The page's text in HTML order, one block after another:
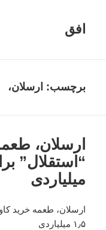
افق
برچسب: ارسلان،
ارسلان،
میلیاردی
ارسلان، طعمه خرید
۱٫۵ میلیاردی